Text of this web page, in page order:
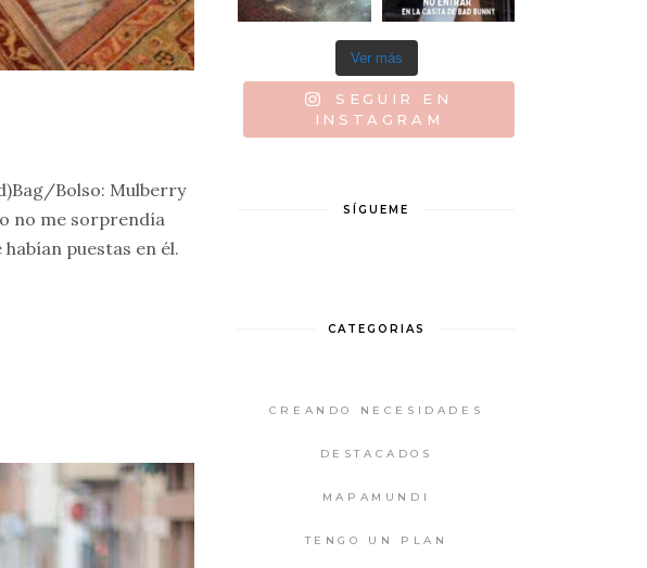
Bolso: Mulberry
no me sorprendía
puestas en él.
Ver más
SEGUIR EN
INSTAGRAM
SÍGUEME
CATEGORIAS
CREANDO NECESIDADES
DESTACADOS
MAPAMUNDI
TENGO UN PLAN